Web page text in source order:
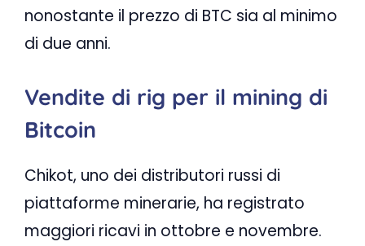
nonostante il prezzo di BTC sia al minimo
di due anni.
Vendite di rig per il mining di
Bitcoin
Chikot, uno dei distributori russi di
piattaforme minerarie, ha registrato
maggiori ricavi in ​​ottobre e novembre.